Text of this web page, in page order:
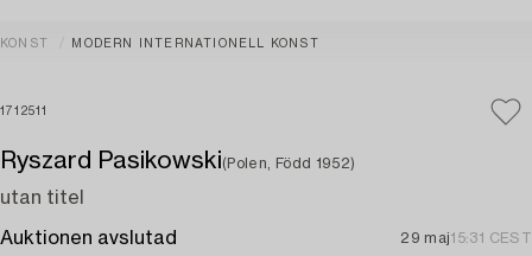
KONST MODERN INTERNATIONELL KONST
1712511
Ryszard Pasikowski(Polen, Född 1952)
utan titel
Auktionen avslutad 29 maj15:31 CEST